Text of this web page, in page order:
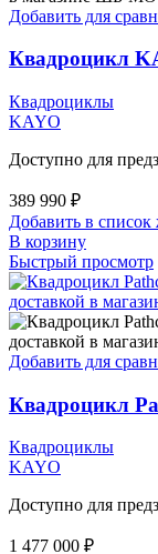
Добавить для
Квадроцикл
Квадроциклы
KAYO
Доступно для
389 990 ₽
Добавить в список
В корзину
Быстрый просмотр
Добавить для
Квадроцикл
Квадроциклы
KAYO
Доступно для
1 477 000 ₽